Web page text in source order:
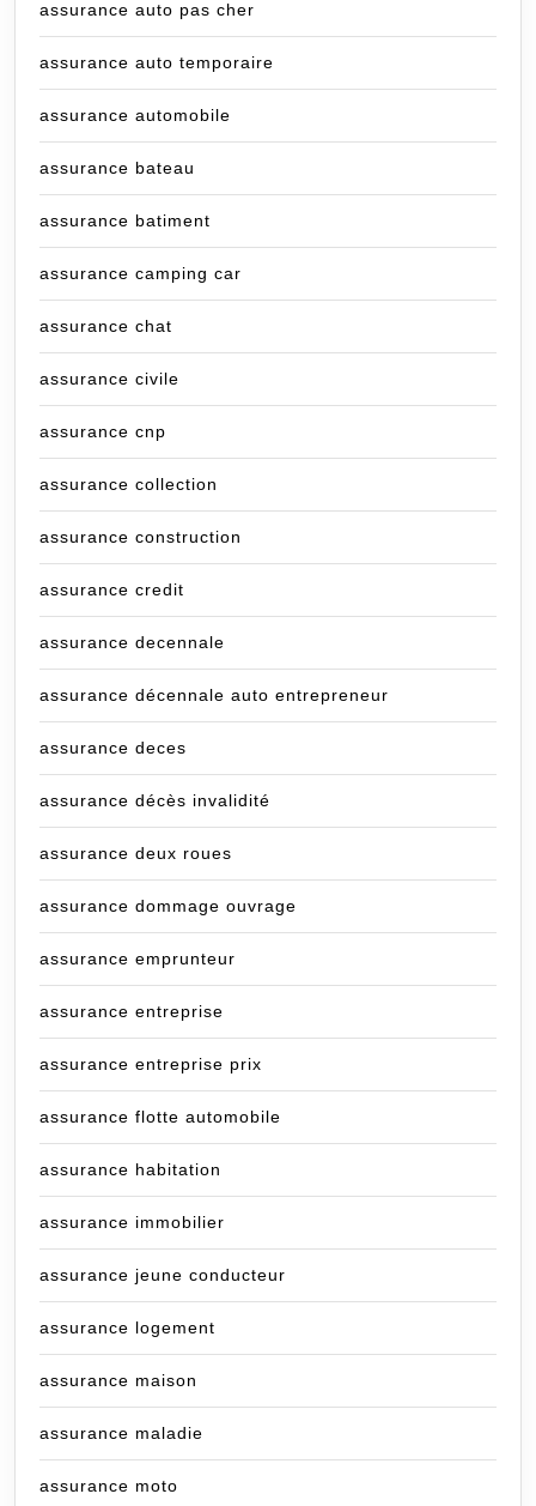
assurance auto pas cher
assurance auto temporaire
assurance automobile
assurance bateau
assurance batiment
assurance camping car
assurance chat
assurance civile
assurance cnp
assurance collection
assurance construction
assurance credit
assurance decennale
assurance décennale auto entrepreneur
assurance deces
assurance décès invalidité
assurance deux roues
assurance dommage ouvrage
assurance emprunteur
assurance entreprise
assurance entreprise prix
assurance flotte automobile
assurance habitation
assurance immobilier
assurance jeune conducteur
assurance logement
assurance maison
assurance maladie
assurance moto